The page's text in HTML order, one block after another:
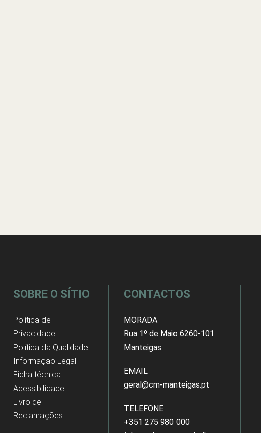
SOBRE O SÍTIO
Política de
Privacidade
Política da Qualidade
Informação Legal
Ficha técnica
Acessibilidade
Livro de
Reclamações
CONTACTOS
MORADA
Rua 1º de Maio 6260-101
Manteigas
EMAIL
geral@cm-manteigas.pt
TELEFONE
+351 275 980 000